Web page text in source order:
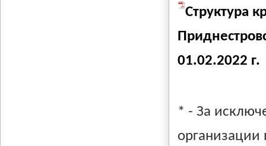
Структура
01.02.2022 г.
* - За